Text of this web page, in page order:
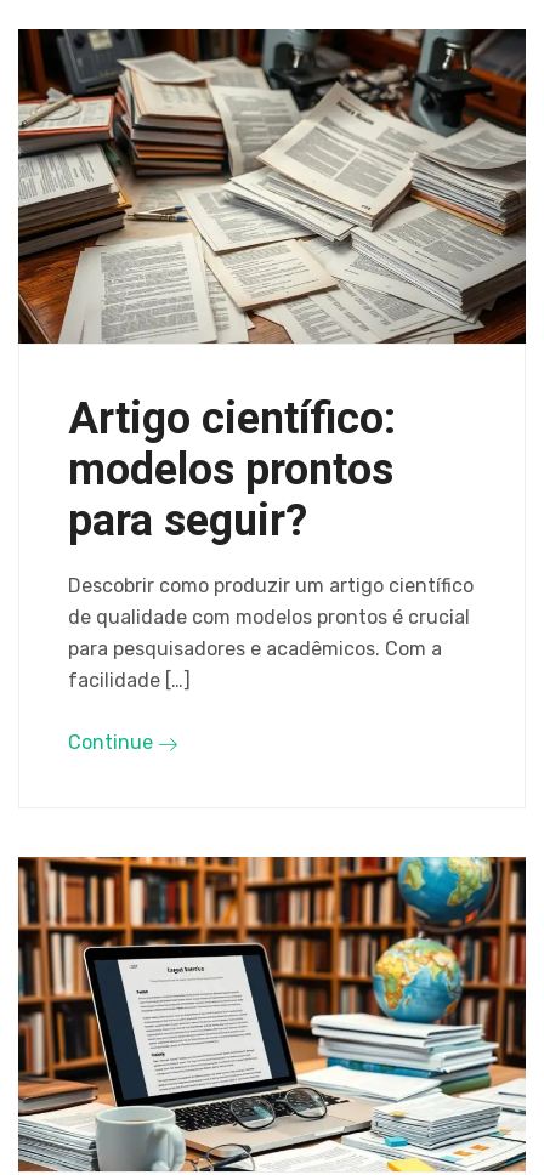
Artigo científico:
modelos prontos
para seguir?
Descobrir como produzir um artigo científico
de qualidade com modelos prontos é crucial
para pesquisadores e acadêmicos. Com a
facilidade […]
Continue